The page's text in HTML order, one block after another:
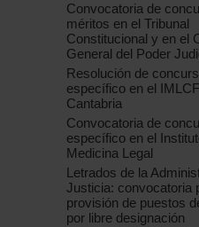
Convocatoria de
méritos en el Tribunal
Constitucional y en el
General del Poder
Resolución de
específico en el
Cantabria
Convocatoria de
específico en el
Medicina Legal
Letrados de la
Justicia: convocatoria
provisión de puestos
por libre designación